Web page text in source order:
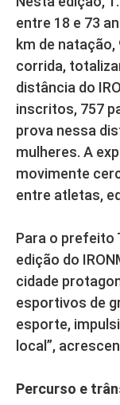
entre 18 e 73
km de natação,
corrida,
distância do
inscritos, 757
prova nessa
mulheres. A
movimente
entre atletas,
Para o prefeito
edição do
cidade
esportivos de
esporte,
local”,
Percurso e